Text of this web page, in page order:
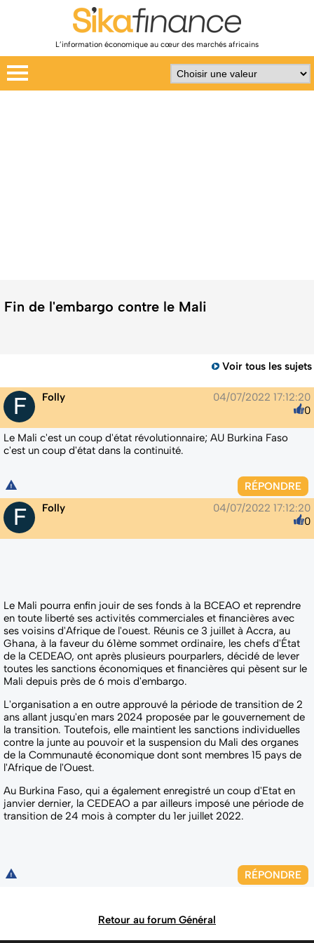
L’information économique au cœur des marchés africains
Fin de l'embargo contre le Mali
Voir tous les sujets
Folly
04/07/2022 17:12:20
0
Le Mali c'est un coup d'état révolutionnaire; AU Burkina Faso
c'est un coup d'état dans la continuité.
RÉPONDRE
Folly
04/07/2022 17:12:20
0
Le Mali pourra enfin jouir de ses fonds à la BCEAO et reprendre
en toute liberté ses activités commerciales et financières avec
ses voisins d'Afrique de l'ouest. Réunis ce 3 juillet à Accra, au
Ghana, à la faveur du 61ème sommet ordinaire, les chefs d'État
de la CEDEAO, ont après plusieurs pourparlers, décidé de lever
toutes les sanctions économiques et financières qui pèsent sur le
Mali depuis près de 6 mois d'embargo.
L'organisation a en outre approuvé la période de transition de 2
ans allant jusqu'en mars 2024 proposée par le gouvernement de
la transition. Toutefois, elle maintient les sanctions individuelles
contre la junte au pouvoir et la suspension du Mali des organes
de la Communauté économique dont sont membres 15 pays de
l'Afrique de l'Ouest.
Au Burkina Faso, qui a également enregistré un coup d'Etat en
janvier dernier, la CEDEAO a par ailleurs imposé une période de
transition de 24 mois à compter du 1er juillet 2022.
RÉPONDRE
Retour au forum Général